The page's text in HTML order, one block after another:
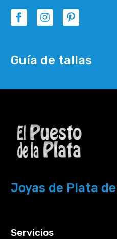
Guía de tallas
Joyas de Plata
Servicios